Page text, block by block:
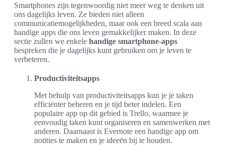
Smartphones zijn tegenwoordig niet meer weg te denken uit
ons dagelijks leven. Ze bieden niet alleen
communicatiemogelijkheden, maar ook een breed scala aan
handige apps die ons leven gemakkelijker maken. In deze
sectie zullen we enkele handige smartphone-apps
bespreken die je dagelijks kunt gebruiken om je leven te
verbeteren.
Productiviteitsapps
Met behulp van productiviteitsapps kun je je taken
efficiënter beheren en je tijd beter indelen. Een
populaire app op dit gebied is Trello, waarmee je
eenvoudig taken kunt organiseren en samenwerken met
anderen. Daarnaast is Evernote een handige app om
notities te maken en je ideeën bij te houden.